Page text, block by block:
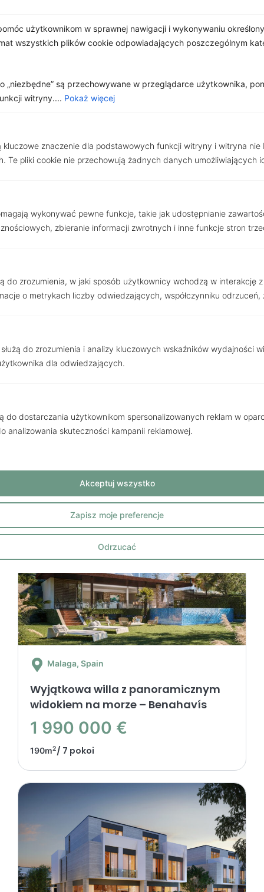
użytkownikom w sprawnej nawigacji i wykonywaniu
wszystkich plików cookie odpowiadających poszczególnym
„niezbędne” są przechowywane w przeglądarce użytkownika,
witryny.... Pokaż więcej
kluczowe znaczenie dla podstawowych funkcji witryny i witryna nie
Te pliki cookie nie przechowują żadnych danych umożliwiających
wykonywać pewne funkcje, takie jak udostępnianie
zbieranie informacji zwrotnych i inne funkcje stron
do zrozumienia, w jaki sposób użytkownicy wchodzą w interakcję
o metrykach liczby odwiedzających, współczynniku odrzuceń,
do zrozumienia i analizy kluczowych wskaźników wydajności
dla odwiedzających.
do dostarczania użytkownikom spersonalizowanych reklam w
analizowania skuteczności kampanii reklamowej.
Odrzucać
Zapisz moje preferencje
Akceptuj wszystko
Wyślij
Zobacz inne
Malaga, Spain
Wyjątkowa willa z panoramicznym
widokiem na morze – Benahavís
1 990 000 €
190m2/ 7 pokoi
Strona
Strona
StronaStrona